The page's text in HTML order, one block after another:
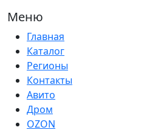
Меню
Главная
Каталог
Регионы
Контакты
Авито
Дром
OZON